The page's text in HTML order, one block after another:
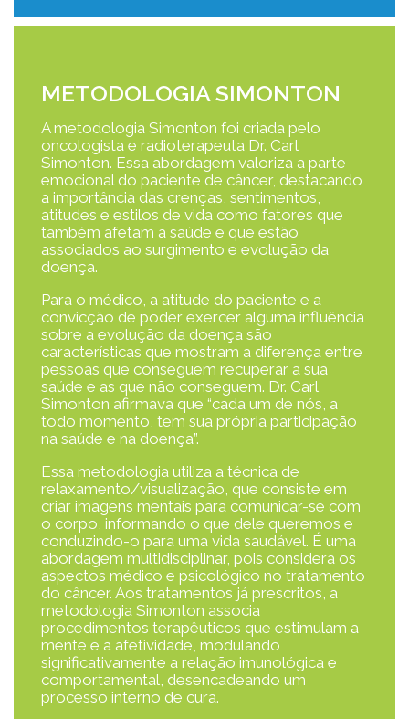
METODOLOGIA SIMONTON
A metodologia Simonton foi criada pelo
oncologista e radioterapeuta Dr. Carl
Simonton. Essa abordagem valoriza a parte
emocional do paciente de câncer, destacando
a importância das crenças, sentimentos,
atitudes e estilos de vida como fatores que
também afetam a saúde e que estão
associados ao surgimento e evolução da
doença.
Para o médico, a atitude do paciente e a
convicção de poder exercer alguma influência
sobre a evolução da doença são
características que mostram a diferença entre
pessoas que conseguem recuperar a sua
saúde e as que não conseguem. Dr. Carl
Simonton afirmava que “cada um de nós, a
todo momento, tem sua própria participação
na saúde e na doença”.
Essa metodologia utiliza a técnica de
relaxamento/visualização, que consiste em
criar imagens mentais para comunicar-se com
o corpo, informando o que dele queremos e
conduzindo-o para uma vida saudável. É uma
abordagem multidisciplinar, pois considera os
aspectos médico e psicológico no tratamento
do câncer. Aos tratamentos já prescritos, a
metodologia Simonton associa
procedimentos terapêuticos que estimulam a
mente e a afetividade, modulando
significativamente a relação imunológica e
comportamental, desencadeando um
processo interno de cura.